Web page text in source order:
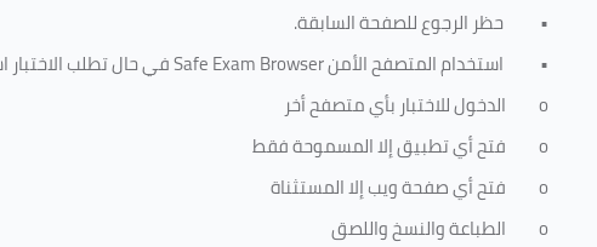
• حظر الرجوع للصفحة السابقة.
• استخدام المتصفح الأمنSafe Exam Browserفي حال تطلب
o
الدخول للاختبار بأي متصفح أخر
o
فتح أي تطبيق إلا المسموحة فقط
o
فتح أي صفحة ويب إلا المستثناة
o
الطباعة والنسخ واللصق